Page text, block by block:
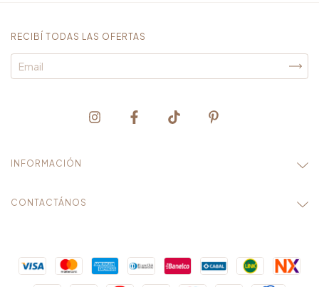
RECIBÍ TODAS LAS OFERTAS
INFORMACIÓN
CONTACTÁNOS